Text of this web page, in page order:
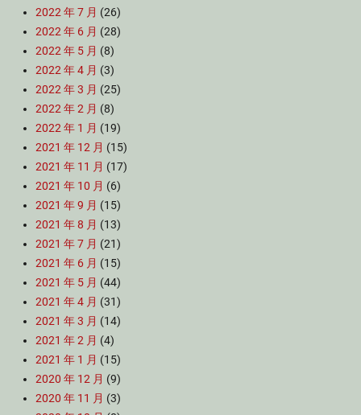
2022 年 7 月 (26)
2022 年 6 月 (28)
2022 年 5 月 (8)
2022 年 4 月 (3)
2022 年 3 月 (25)
2022 年 2 月 (8)
2022 年 1 月 (19)
2021 年 12 月 (15)
2021 年 11 月 (17)
2021 年 10 月 (6)
2021 年 9 月 (15)
2021 年 8 月 (13)
2021 年 7 月 (21)
2021 年 6 月 (15)
2021 年 5 月 (44)
2021 年 4 月 (31)
2021 年 3 月 (14)
2021 年 2 月 (4)
2021 年 1 月 (15)
2020 年 12 月 (9)
2020 年 11 月 (3)